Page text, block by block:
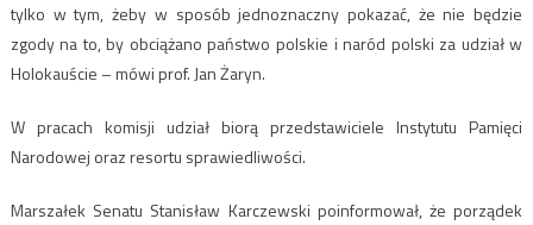
tylko w tym, żeby w sposób jednoznaczny pokazać, że nie będzie
zgody na to, by obciążano państwo polskie i naród polski za udział w
Holokauście – mówi prof. Jan Żaryn.
W pracach komisji udział biorą przedstawiciele Instytutu Pamięci
Narodowej oraz resortu sprawiedliwości.
Marszałek Senatu Stanisław Karczewski poinformował, że porządek